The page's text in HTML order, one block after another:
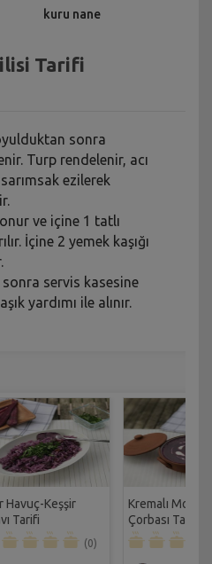
kuru nane
Tarifi
sonra
Turp rendelenir, acı
sarımsak ezilerek
ve içine 1 tatlı
İçine 2 yemek kaşığı
servis kasesine
yardımı ile alınır.
Havuç-Keşşir
Tarifi
(0)
Kremalı Mor
Çorbası Tarifi